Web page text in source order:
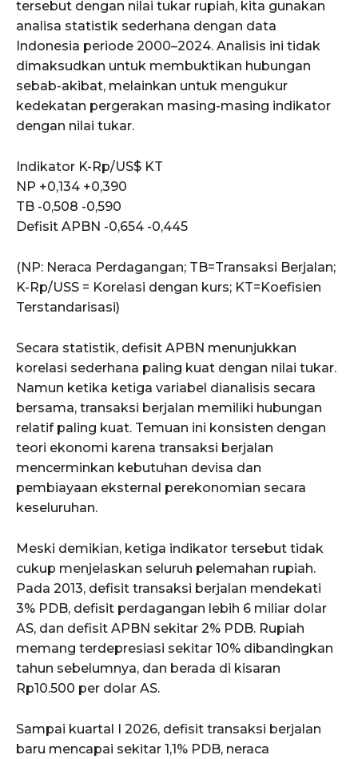
tersebut dengan nilai tukar rupiah, kita gunakan
analisa statistik sederhana dengan data
Indonesia periode 2000–2024. Analisis ini tidak
dimaksudkan untuk membuktikan hubungan
sebab-akibat, melainkan untuk mengukur
kedekatan pergerakan masing-masing indikator
dengan nilai tukar.
Indikator K-Rp/US$ KT
NP +0,134 +0,390
TB -0,508 -0,590
Defisit APBN -0,654 -0,445
(NP: Neraca Perdagangan; TB=Transaksi Berjalan;
K-Rp/USS = Korelasi dengan kurs; KT=Koefisien
Terstandarisasi)
Secara statistik, defisit APBN menunjukkan
korelasi sederhana paling kuat dengan nilai tukar.
Namun ketika ketiga variabel dianalisis secara
bersama, transaksi berjalan memiliki hubungan
relatif paling kuat. Temuan ini konsisten dengan
teori ekonomi karena transaksi berjalan
mencerminkan kebutuhan devisa dan
pembiayaan eksternal perekonomian secara
keseluruhan.
Meski demikian, ketiga indikator tersebut tidak
cukup menjelaskan seluruh pelemahan rupiah.
Pada 2013, defisit transaksi berjalan mendekati
3% PDB, defisit perdagangan lebih 6 miliar dolar
AS, dan defisit APBN sekitar 2% PDB. Rupiah
memang terdepresiasi sekitar 10% dibandingkan
tahun sebelumnya, dan berada di kisaran
Rp10.500 per dolar AS.
Sampai kuartal I 2026, defisit transaksi berjalan
baru mencapai sekitar 1,1% PDB, neraca